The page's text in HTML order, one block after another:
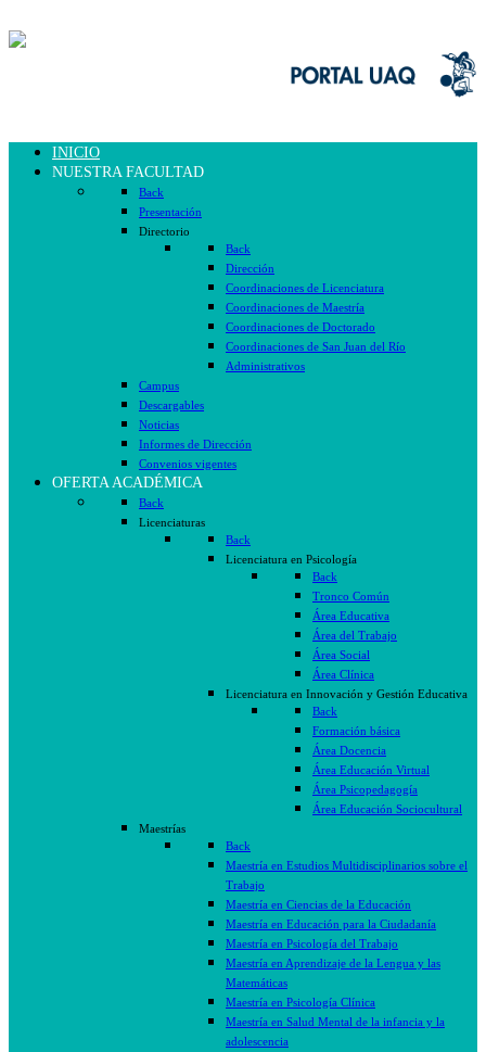
INICIO
NUESTRA FACULTAD
Back
Presentación
Directorio
Back
Dirección
Coordinaciones de Licenciatura
Coordinaciones de Maestría
Coordinaciones de Doctorado
Coordinaciones de San Juan del Río
Administrativos
Campus
Descargables
Noticias
Informes de Dirección
Convenios vigentes
OFERTA ACADÉMICA
Back
Licenciaturas
Back
Licenciatura en Psicología
Back
Tronco Común
Área Educativa
Área del Trabajo
Área Social
Área Clínica
Licenciatura en Innovación y Gestión Educativa
Back
Formación básica
Área Docencia
Área Educación Virtual
Área Psicopedagogía
Área Educación Sociocultural
Maestrías
Back
Maestría en Estudios Multidisciplinarios sobre el
Trabajo
Maestría en Ciencias de la Educación
Maestría en Educación para la Ciudadanía
Maestría en Psicología del Trabajo
Maestría en Aprendizaje de la Lengua y las
Matemáticas
Maestría en Psicología Clínica
Maestría en Salud Mental de la infancia y la
adolescencia